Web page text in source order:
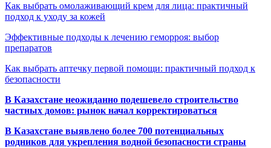
Как выбрать омолаживающий крем для лица: практичный
подход к уходу за кожей
Эффективные подходы к лечению геморроя: выбор
препаратов
Как выбрать аптечку первой помощи: практичный подход к
безопасности
В Казахстане неожиданно подешевело строительство
частных домов: рынок начал корректироваться
В Казахстане выявлено более 700 потенциальных
родников для укрепления водной безопасности страны